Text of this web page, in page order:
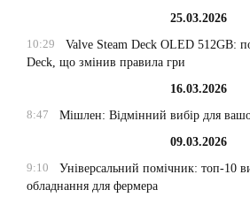
25.03.2026
10:29
Valve Steam Deck OLED 512GB:
Deck, що змінив правила гри
16.03.2026
8:47
Мішлен: Відмінний вибір для
09.03.2026
9:10
Універсальний помічник: топ-10
обладнання для фермера